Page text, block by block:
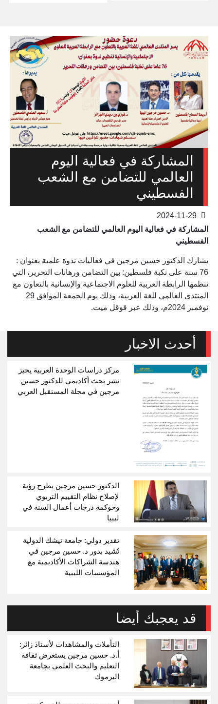
المشاركة في فعالية اليوم
العالمي للتضامن مع الشعب
الفسطيني
المشاركة في فعالية اليوم العالمي للتضامن مع الشعب
الفسطيني
يشارك الدكتور حسين مرجين في فعاليات ندوة علمية بعنوان :
76 سنة على نكبة فلسطين: بين التضامن ورهانات التحرير، التي
تنظمها الرابطة العربية للعلوم الاجتماعية والإنسانية بالتعاون مع
المنتدى العالمي للغة العربية، وذلك يوم الجمعة الموافق 29
نوفمبر 2024م، وذلك عبر قوقل ميت.
أحدث الاخبار
مركز دراسات الوحدة العربية يجيز
نشر بحث أكاديمي للدكتور حسين
مرجين في مجلة المستقبل العربي
الدكتور حسين مرجين يطرح رؤية
لإصلاح نظام التقييم التربوي
وحوكمة درجات أعمال السنة في
ليبيا
تقدير دولي: جامعة تيشك الدولية
تُشيد بدور د. حسين مرجين في
هندسة الشراكات الأكاديمية مع
المؤسسات الليبية
قد يعجبك أيضا
التأملات والمشاهدات لأستاذ زائر:
أ.د. حسين مرجين يستعرض ثقافة
التعليم والبحث العلمي بجامعة
اليرموك